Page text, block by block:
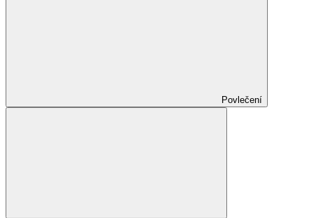
Povlečení